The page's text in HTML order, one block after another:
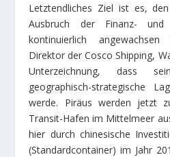
Letztendliches Ziel ist es,
Ausbruch der Finanz- und
kontinuierlich
Direktor der Cosco Shipping,
Unterzeichnung, dass
geographisch-strategische
werde. Piräus werden jetzt
Transit-Hafen im Mittelmeer
hier durch chinesische
(Standardcontainer) im Jahr